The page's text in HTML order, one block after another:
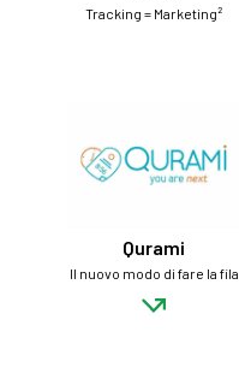
Tracking = Marketing²
Qurami
Il nuovo modo di fare la fila